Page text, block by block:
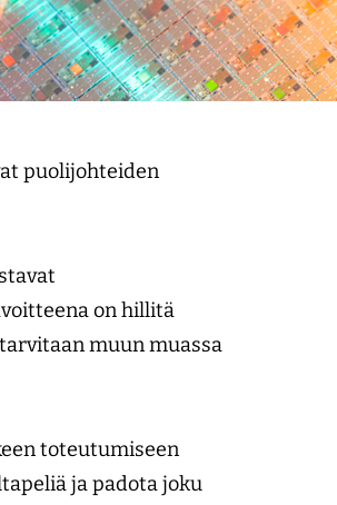
puolijohteiden
on hillitä
muun muassa
toteutumiseen
ja padota joku